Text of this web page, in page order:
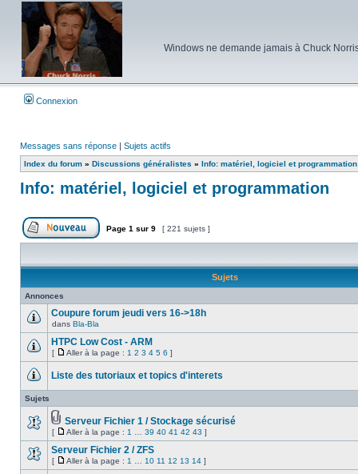
Windows ne demande jamais à Chuck
Connexion
Messages sans réponse | Sujets actifs
Index du forum » Discussions généralistes » Info: matériel, logiciel et programmation
Info: matériel, logiciel et programmation
Poster un nouveau sujet
Page 1 sur 9 [ 221 sujets ]
Sujets
Annonces
Aucun
message
non
Coupure forum jeudi vers 16->18h
dans Bla-Bla
Aucun
HTPC Low Cost - ARM
[
Aller
la
Aller à la page : 1 2 3 4 5 6 ]
message
non
Liste des tutoriaux et topics d'interets
Sujets
Aucun
message
non
Fichier(s)
joint(s)
Serveur Fichier 1 / Stockage sécurisé
[
Aller
à
la
page
Aller à la page : 1 39 40 41 42 43 ]
Aucun
Serveur Fichier 2 / ZFS
[
Aller
Aller à la page : 1 10 11 12 13 14 ]